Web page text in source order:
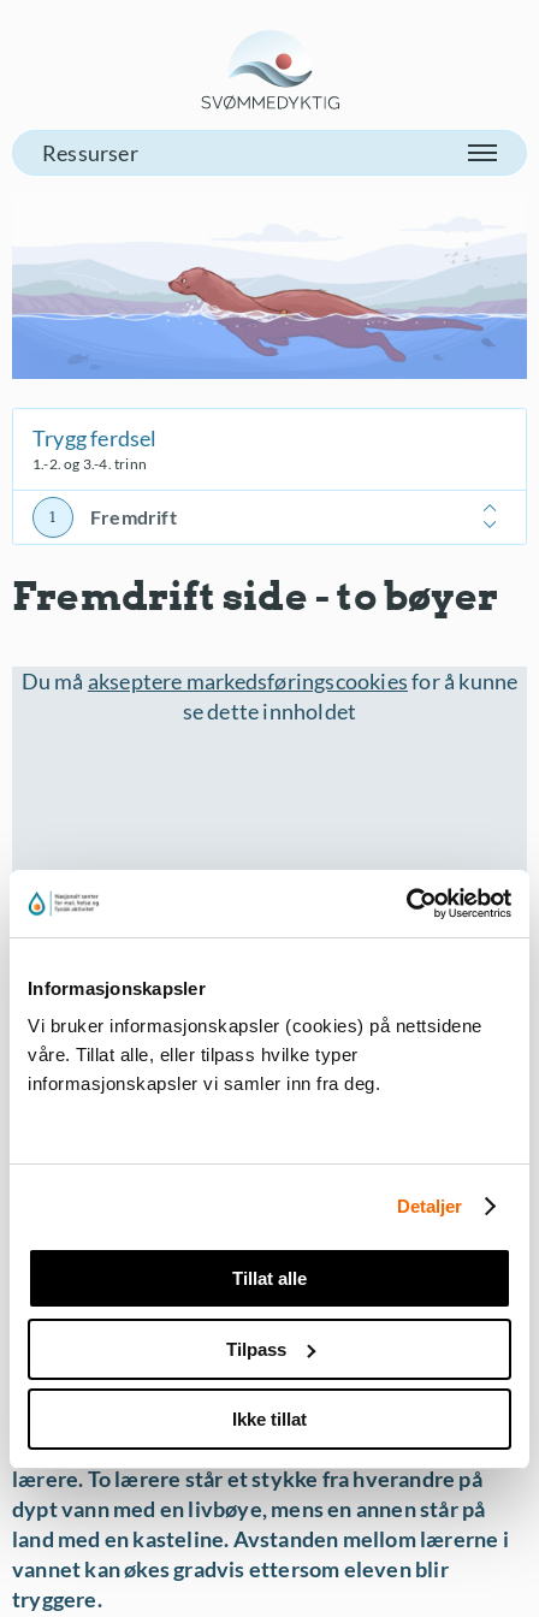
Informasjonskapsler
Vi bruker informasjonskapsler (cookies) på nettsidene
våre. Tillat alle, eller tilpass hvilke typer
informasjonskapsler vi samler inn fra deg.
Detaljer
Tillat alle
Tilpass
Ikke tillat
Trygg ferdsel
1.-2. og 3.-4. trinn
Fremdrift
Fremdrift side - to bøyer
Du må akseptere markedsføringscookiesfor å kunne
se dette innholdet
Eleven svømmer på siden ut til lærer nr 1 i vannet,
orienterer seg mot lærer nr 2, og skifter retning ved å
svømme rundt lærer nr 1. Svømmer så mot lærer nr 2,
orienterer seg mot land, skifter retning igjen ved å
imot en kasteline og bli trukket inn den siste delen. De
Øvelsen kan også varieres med å dukke inn og ut av
bøya før de svømmer til neste bøye og innover igjen
mot land.
Denne aktiviteten krever at dere er minst tre
lærere. To lærere står et stykke fra hverandre på
dypt vann med en livbøye, mens en annen står på
land med en kasteline. Avstanden mellom lærerne i
vannet kan økes gradvis ettersom eleven blir
tryggere.